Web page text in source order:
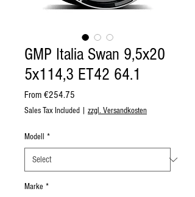
GMP Italia Swan 9,5x20
5x114,3 ET42 64.1
From €254.75
Price
Sales Tax Included zzgl. Versandkosten
Modell *
Marke *